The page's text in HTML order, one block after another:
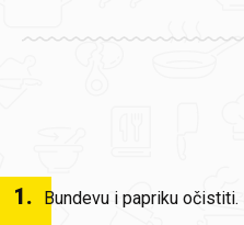
1. Bundevu i papriku